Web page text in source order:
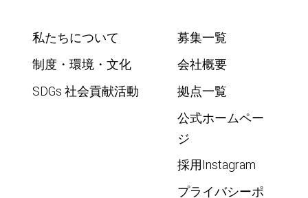
私たちについて
制度・環境・文化
SDGs 社会貢献活動
募集一覧
会社概要
拠点一覧
公式ホームペー
ジ
採用Instagram
プライバシーポ